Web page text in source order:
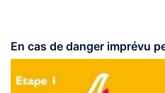
En cas de danger imprévu